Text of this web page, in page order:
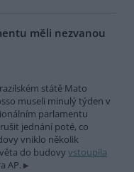
měli nezvanou
státě Mato
museli minulý týden v
parlamentu
jednání poté, co
vniklo několik
do budovy vstoupila
AP.